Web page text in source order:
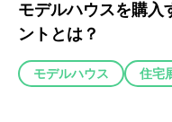
モデルハウスを購入
ントとは？
モデルハウス 住宅